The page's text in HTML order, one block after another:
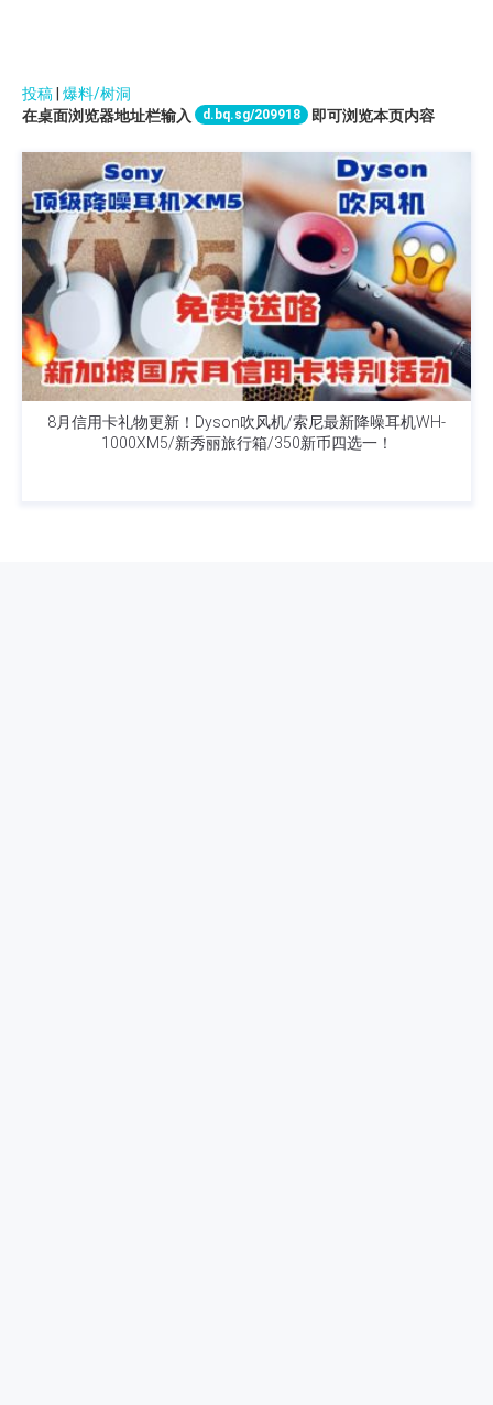
投稿 爆料/树洞
在桌面浏览器地址栏输入
d.bq.sg/209918 即可浏览本页内容
8月信用卡礼物更新！Dyson吹风机/索尼最新降噪耳机WH-
1000XM5/新秀丽旅行箱/350新币四选一！